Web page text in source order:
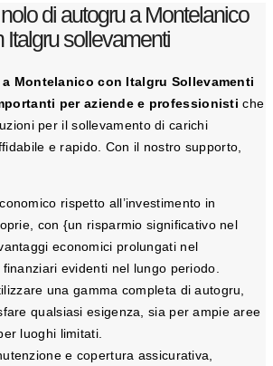
di autogru a Montelanico
Italgru sollevamenti
Montelanico con Italgru Sollevamenti
per aziende e professionisti che
per il sollevamento di carichi
e rapido. Con il nostro supporto,
rispetto all’investimento in
con {un risparmio significativo nel
economici prolungati nel
evidenti nel lungo periodo.
una gamma completa di autogru,
qualsiasi esigenza, sia per ampie aree
luoghi limitati.
e copertura assicurativa,